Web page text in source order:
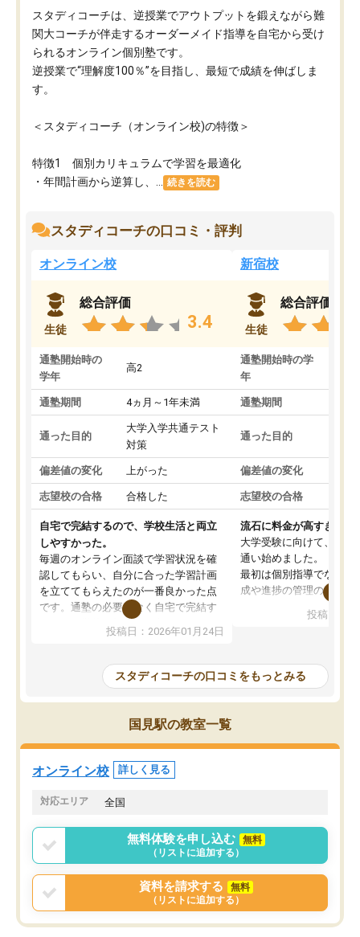
スタディコーチは、逆授業でアウトプットを鍛えながら難
関大コーチが伴走するオーダーメイド指導を自宅から受け
られるオンライン個別塾です。
逆授業で“理解度100％”を目指し、最短で成績を伸ばしま
す。
＜スタディコーチ（オンライン校)の特徴＞
特徴1 個別カリキュラムで学習を最適化
・年間計画から逆算し、...
続きを読む
スタディコーチの口コミ・評判
オンライン校
生徒
総合評価
3.4
通塾開始時の
学年
高2
通塾期間 4ヵ月～1年未満
通った目的
大学入学共通テスト
対策
偏差値の変化 上がった
志望校の合格 合格した
自宅で完結するので、学校生活と両立
しやすかった。
毎週のオンライン面談で学習状況を確
認してもらい、自分に合った学習計画
を立ててもらえたのが一番良かった点
です。通塾の必要がなく自宅で完結す
たです。コーチが現役大学生で相談し
安も気軽に話せました。勉強習慣が身
についたと感じています。また、チャ
ットで質問できるのも便利でした。一
人では迷いがちだった受験勉強を、最
だと思います。
投稿日：2026年01月24日
新宿校
生徒
総合評価
通塾開始時の学
年
通塾期間
通った目的
偏差値の変化
志望校の合格
流石に料金が高すぎる
大学受験に向けて、高2
通い始めました。
最初は個別指導でなく、
成や進捗の管理のみのコ
じ個別指導コースに変更
性が良くなかったです。
モチベーションが上がら
にやめてしまいました。
の方の予定が空いていな
唯一、塾内の設備だけは
で素晴らしかったです。
投稿日：
スタディコーチの口コミをもっとみる
国見駅の教室一覧
オンライン校 詳しく見る
対応エリア 全国
無料体験を申し込む
無料
（リストに追加する）
資料を請求する
無料
（リストに追加する）